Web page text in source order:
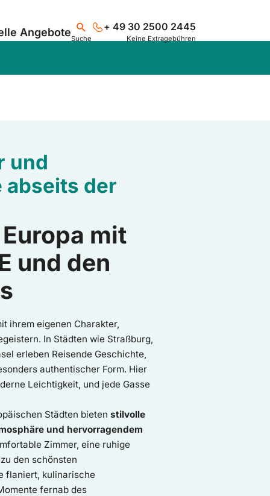
AngeboteSuche
+ 49 30 2500 2445
Keine Extragebühren
Suchen
und
abseits der
mit
und den
ihrem eigenen Charakter,
In Städten wie Straßburg,
erleben Reisende Geschichte,
authentischer Form. Hier
Leichtigkeit, und jede Gasse
Städten bieten stilvolle
und hervorragendem
Zimmer, eine ruhige
den schönsten
flaniert, kulinarische
fernab des